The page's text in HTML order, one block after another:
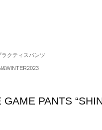
クティスパンツ
GAME PANTS